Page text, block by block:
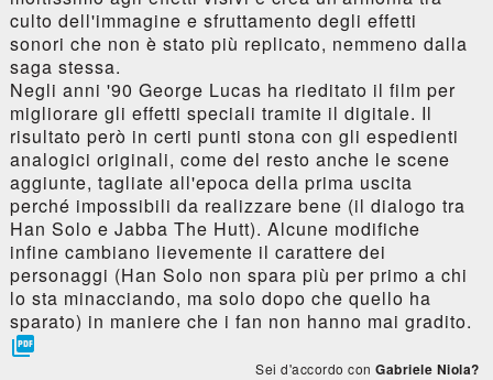
culto dell'immagine e sfruttamento degli effetti
sonori che non è stato più replicato, nemmeno dalla
saga stessa.
Negli anni '90 George Lucas ha rieditato il film per
migliorare gli effetti speciali tramite il digitale. Il
risultato però in certi punti stona con gli espedienti
analogici originali, come del resto anche le scene
aggiunte, tagliate all'epoca della prima uscita
perché impossibili da realizzare bene (il dialogo tra
Han Solo e Jabba The Hutt). Alcune modifiche
infine cambiano lievemente il carattere dei
personaggi (Han Solo non spara più per primo a chi
lo sta minacciando, ma solo dopo che quello ha
sparato) in maniere che i fan non hanno mai gradito.

Sei d'accordo conGabriele Niola?